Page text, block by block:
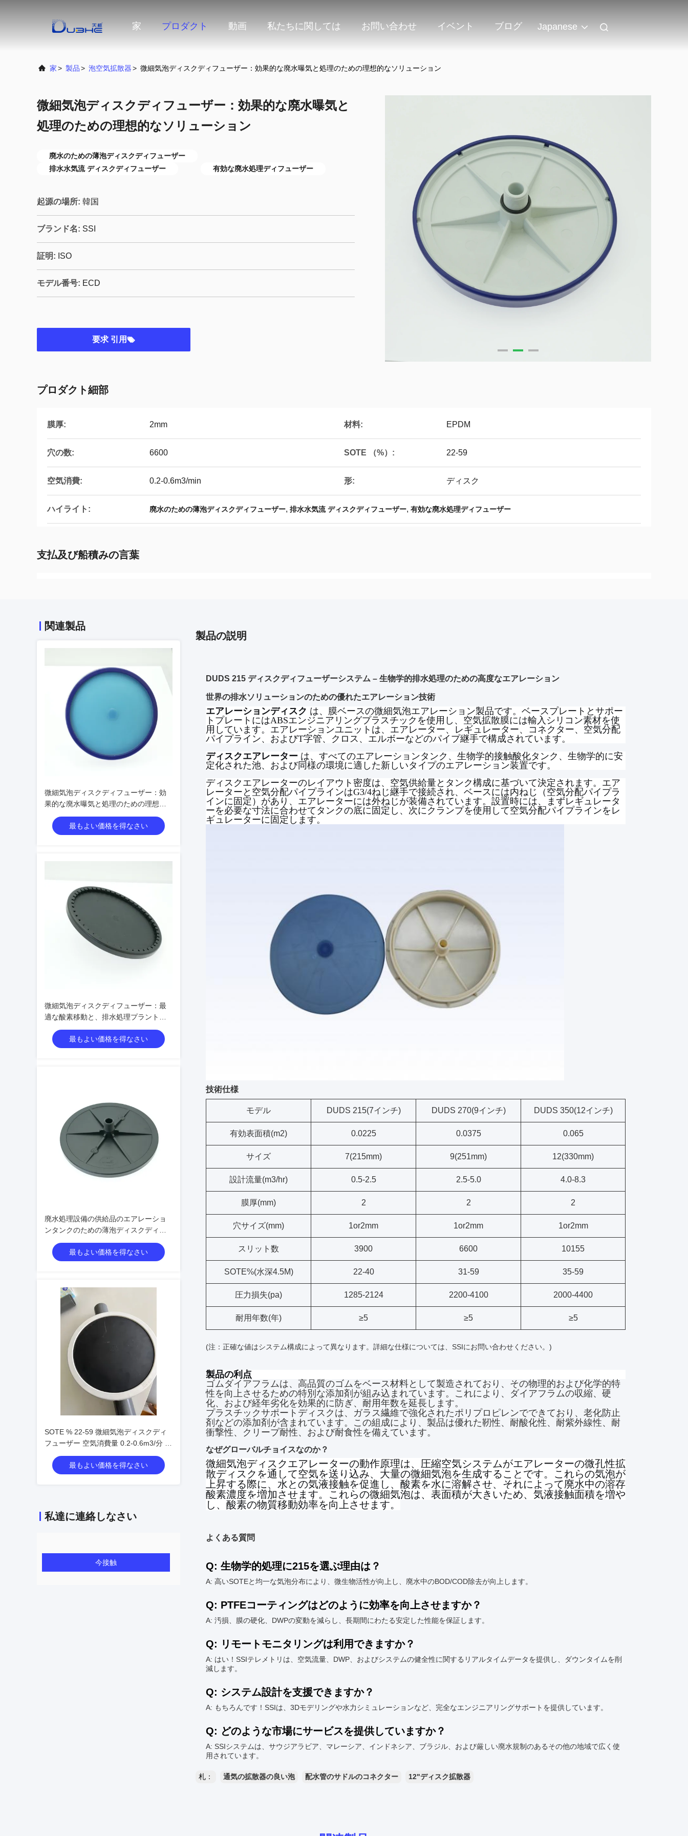
家 プロダクト 動画 私たちに関しては お問い合わせ イベント ブログ Japanese
家> 製品> 泡空気拡散器> 微細気泡ディスクディフューザー：効果的な廃水曝気と処理のための理想的なソリューション
微細気泡ディスクディフューザー：効果的な廃水曝気と
処理のための理想的なソリューション
廃水のための薄泡ディスクディフューザー
排水水気流 ディスクディフューザー
有効な廃水処理ディフューザー
起源の場所: 韓国
ブランド名: SSI
証明: ISO
モデル番号: ECD
要求 引用
プロダクト細部
膜厚: 2mm 材料: EPDM
穴の数: 6600 SOTE （%）: 22-59
空気消費: 0.2-0.6m3/min 形: ディスク
ハイライト: 廃水のための薄泡ディスクディフューザー, 排水水気流 ディスクディフューザー, 有効な廃水処理ディフューザー
支払及び船積みの言葉
関連製品
微細気泡ディスクディフューザー：効
果的な廃水曝気と処理のための理想的
なソリューション
最もよい価格を得なさい
微細気泡ディスクディフューザー：最
適な酸素移動と、排水処理プラントに
おける曝気効率
最もよい価格を得なさい
廃水処理設備の供給品のエアレーショ
ンタンクのための薄泡ディスクディフ
ューザー
最もよい価格を得なさい
SOTE % 22-59 微細気泡ディスクディ
フューザー 空気消費量 0.2-0.6m3/分 穴
数 3500
最もよい価格を得なさい
私達に連絡しなさい
今接触
製品の説明
DUDS 215 ディスクディフューザーシステム – 生物学的排水処理のための高度なエアレーション
世界の排水ソリューションのための優れたエアレーション技術
エアレーションディスク は、膜ベースの微細気泡エアレーション製品です。ベースプレートとサポー
トプレートにはABSエンジニアリングプラスチックを使用し、空気拡散膜には輸入シリコン素材を使
用しています。エアレーションユニットは、エアレーター、レギュレーター、コネクター、空気分配
パイプライン、およびT字管、クロス、エルボーなどのパイプ継手で構成されています。
ディスクエアレーター は、すべてのエアレーションタンク、生物学的接触酸化タンク、生物学的に安
定化された池、および同様の環境に適した新しいタイプのエアレーション装置です。
ディスクエアレーターのレイアウト密度は、空気供給量とタンク構成に基づいて決定されます。エア
レーターと空気分配パイプラインはG3/4ねじ継手で接続され、ベースには内ねじ（空気分配パイプラ
インに固定）があり、エアレーターには外ねじが装備されています。設置時には、まずレギュレータ
ーを必要な寸法に合わせてタンクの底に固定し、次にクランプを使用して空気分配パイプラインをレ
ギュレーターに固定します。
技術仕様
モデル DUDS 215(7インチ) DUDS 270(9インチ) DUDS 350(12インチ)
有効表面積(m2) 0.0225 0.0375 0.065
サイズ 7(215mm) 9(251mm) 12(330mm)
設計流量(m3/hr) 0.5-2.5 2.5-5.0 4.0-8.3
膜厚(mm) 2 2 2
穴サイズ(mm) 1or2mm 1or2mm 1or2mm
スリット数 3900 6600 10155
SOTE%(水深4.5M) 22-40 31-59 35-59
圧力損失(pa) 1285-2124 2200-4100 2000-4400
耐用年数(年) ≥5 ≥5 ≥5
(注：正確な値はシステム構成によって異なります。詳細な仕様については、SSIにお問い合わせください。)
製品の利点
ゴムダイアフラムは、高品質のゴムをベース材料として製造されており、その物理的および化学的特
性を向上させるための特別な添加剤が組み込まれています。これにより、ダイアフラムの収縮、硬
化、および経年劣化を効果的に防ぎ、耐用年数を延長します。
プラスチックサポートディスクは、ガラス繊維で強化されたポリプロピレンでできており、老化防止
剤などの添加剤が含まれています。この組成により、製品は優れた靭性、耐酸化性、耐紫外線性、耐
衝撃性、クリープ耐性、および耐食性を備えています。
なぜグローバルチョイスなのか？
微細気泡ディスクエアレーターの動作原理は、圧縮空気システムがエアレーターの微孔性拡
散ディスクを通して空気を送り込み、大量の微細気泡を生成することです。これらの気泡が
上昇する際に、水との気液接触を促進し、酸素を水に溶解させ、それによって廃水中の溶存
酸素濃度を増加させます。これらの微細気泡は、表面積が大きいため、気液接触面積を増や
し、酸素の物質移動効率を向上させます。
よくある質問
Q: 生物学的処理に215を選ぶ理由は？
A: 高いSOTEと均一な気泡分布により、微生物活性が向上し、廃水中のBOD/COD除去が向上します。
Q: PTFEコーティングはどのように効率を向上させますか？
A: 汚損、膜の硬化、DWPの変動を減らし、長期間にわたる安定した性能を保証します。
Q: リモートモニタリングは利用できますか？
A: はい！SSIテレメトリは、空気流量、DWP、およびシステムの健全性に関するリアルタイムデータを提供し、ダウンタイムを削
減します。
Q: システム設計を支援できますか？
A: もちろんです！SSIは、3Dモデリングや水力シミュレーションなど、完全なエンジニアリングサポートを提供しています。
Q: どのような市場にサービスを提供していますか？
A: SSIシステムは、サウジアラビア、マレーシア、インドネシア、ブラジル、および厳しい廃水規制のあるその他の地域で広く使
用されています。
札： 通気の拡散器の良い泡 配水管のサドルのコネクター 12"ディスク拡散器